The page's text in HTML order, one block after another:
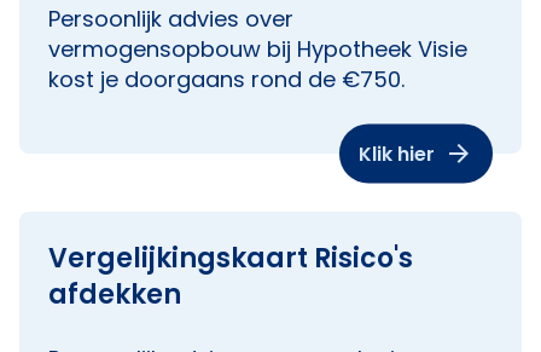
Persoonlijk advies over
vermogensopbouw bij Hypotheek Visie
kost je doorgaans rond de €750.
Klik hier
Vergelijkingskaart Risico's
afdekken